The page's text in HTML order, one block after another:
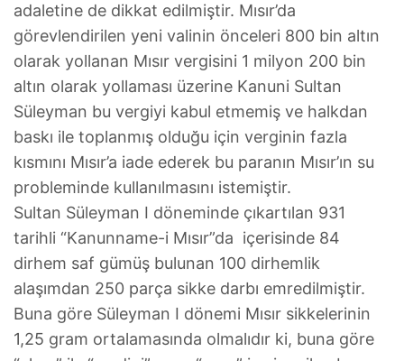
adaletine de dikkat edilmiştir. Mısır’da
görevlendirilen yeni valinin önceleri 800 bin altın
olarak yollanan Mısır vergisini 1 milyon 200 bin
altın olarak yollaması üzerine Kanuni Sultan
Süleyman bu vergiyi kabul etmemiş ve halkdan
baskı ile toplanmış olduğu için verginin fazla
kısmını Mısır’a iade ederek bu paranın Mısır’ın su
probleminde kullanılmasını istemiştir.
Sultan Süleyman I döneminde çıkartılan 931
tarihli “Kanunname-i Mısır”da içerisinde 84
dirhem saf gümüş bulunan 100 dirhemlik
alaşımdan 250 parça sikke darbı emredilmiştir.
Buna göre Süleyman I dönemi Mısır sikkelerinin
1,25 gram ortalamasında olmalıdır ki, buna göre